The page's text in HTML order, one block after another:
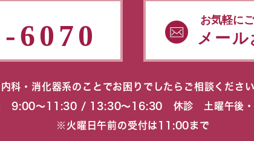
6070 お気軽に
メー
内科・消化器系のことでお困りでしたらご相談ください
9:00〜11:30 / 13:30〜16:30 休診 土曜午後・
※火曜日午前の受付は11:00まで